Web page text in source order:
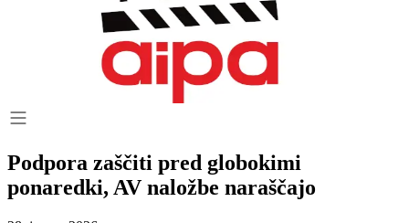
Podpora zaščiti pred globokimi
ponaredki, AV naložbe naraščajo